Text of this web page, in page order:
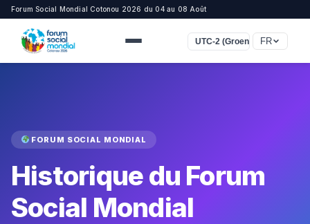
Forum Social Mondial Cotonou 2026 du 04 au 08 Août
UTC-2 (Groenland)
FR
FORUM SOCIAL MONDIAL
Historique du Forum
Social Mondial